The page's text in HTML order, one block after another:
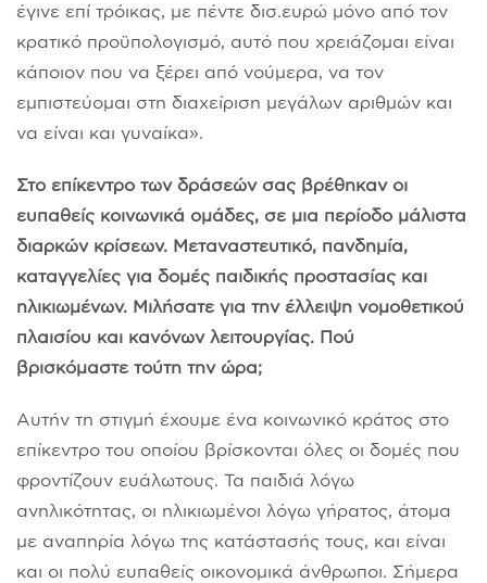
έγινε επί τρόικας, με πέντε δισ.ευρώ μόνο από τον
κρατικό προϋπολογισμό, αυτό που χρειάζομαι είναι
κάποιον που να ξέρει από νούμερα, να τον
εμπιστεύομαι στη διαχείριση μεγάλων αριθμών και
να είναι και γυναίκα».
Στο επίκεντρο των δράσεών σας βρέθηκαν οι
ευπαθείς κοινωνικά ομάδες, σε μια περίοδο μάλιστα
διαρκών κρίσεων. Μεταναστευτικό, πανδημία,
καταγγελίες για δομές παιδικής προστασίας και
ηλικιωμένων. Μιλήσατε για την έλλειψη νομοθετικού
πλαισίου και κανόνων λειτουργίας. Πού
βρισκόμαστε τούτη την ώρα;
Αυτήν τη στιγμή έχουμε ένα κοινωνικό κράτος στο
επίκεντρο του οποίου βρίσκονται όλες οι δομές που
φροντίζουν ευάλωτους. Τα παιδιά λόγω
ανηλικότητας, οι ηλικιωμένοι λόγω γήρατος, άτομα
με αναπηρία λόγω της κατάστασής τους, και είναι
και οι πολύ ευπαθείς οικονομικά άνθρωποι. Σήμερα